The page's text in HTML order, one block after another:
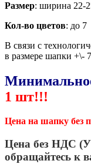
Размер: ширина 22-
Кол-во цветов: до 7
В связи с
в размере шапки +\-
1 шт!!!
Цена на шапку без
Цена без НДС
обращайтесь к